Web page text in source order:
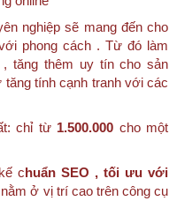
nghiệp sẽ mang đến cho
phong cách . Từ đó làm
tăng thêm uy tín cho sản
tính cạnh tranh với các
chỉ từ 1.500.000 cho một
chuẩn SEO , tối ưu với
ở vị trí cao trên công cụ